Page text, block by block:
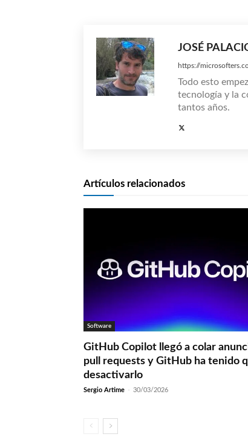
JOSÉ
https://
Todo esto
tecnología y la
tantos años.
Artículos relacionados
Software
GitHub Copilot llegó a colar
pull requests y GitHub ha tenido
desactivarlo
Sergio Artime - 30/03/2026